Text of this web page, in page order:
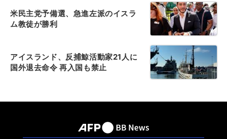
米民主党予備選、急進左派のイスラ
ム教徒が勝利
アイスランド、反捕鯨活動家21人に
国外退去命令 再入国も禁止